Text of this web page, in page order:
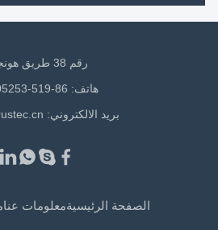
هاتف: 86-519-85105253
بريد الالكتروني:
الصفحة الرئيسيةمعلومات عنا